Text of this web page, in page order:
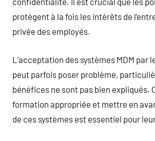
protègent à la fois les intérêts de
privée des employés.
L’acceptation des systèmes MDM par
peut parfois poser problème,
bénéfices ne sont pas bien expliqués.
formation appropriée et mettre en
de ces systèmes est essentiel pour